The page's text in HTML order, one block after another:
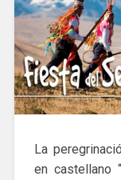
La
en castellano